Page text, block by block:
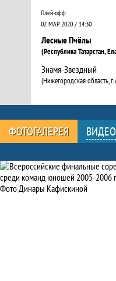
Плей-офф
02 МАР. 2020 / 14:30
Лесные Пчёлы
Знамя-Звездный
ФОТОГАЛЕРЕЯ ВИДЕО
Фото